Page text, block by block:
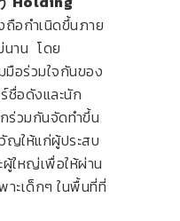
ถือกำเนิดขึ้นภาย
นาน โดย
มือร่วมใจกันของ
ชื่อดังและนัก
ร่วมกันจัดทำขึ้น
ญให้แก่ผู้ประสบ
ใหญ่เพื่อให้ผ่าน
ะเด็กๆ ในพื้นที่ที่